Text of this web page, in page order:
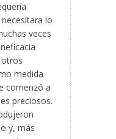
lo
veces
medida
comenzó a
preciosos.
y, más